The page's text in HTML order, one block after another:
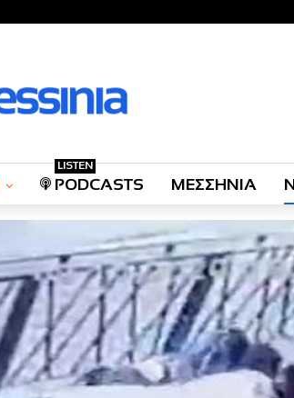
PODCASTS
LISTEN
ΜΕΣΣΗΝΙΑ